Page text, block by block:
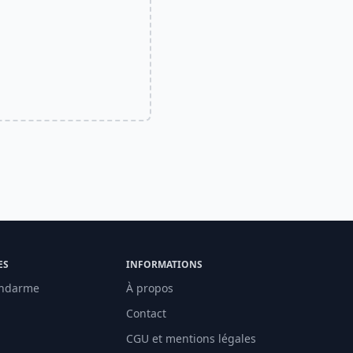
INFORMATIONS
À propos
Contact
CGU et mentions légales